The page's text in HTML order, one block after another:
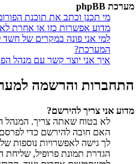
מערכת phpBB
מי תכנן וכתב את תוכנת
מדוע אפשרות כזו או אחרת
למי אני פונה במקרים של
המערכת?
איך אני יוצר קשר עם מנהל
התחברות והרשמה
מדוע אני צריך להירשם?
לא בטוח שאתה צריך. המנהל
האם חובה להירשם כדי
לך גישה לאפשרויות נוספות
הגדרת תמונת פרופיל, שליחת